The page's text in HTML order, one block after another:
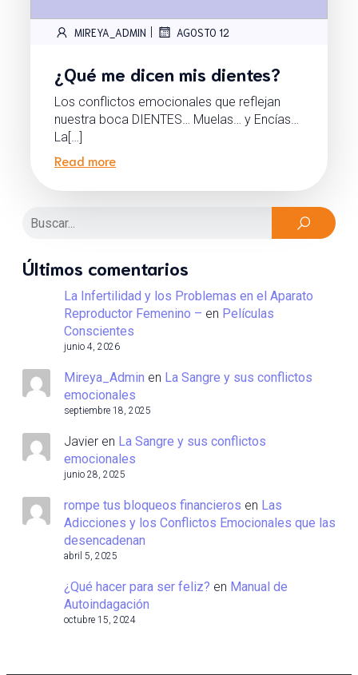
MIREYA_ADMIN | AGOSTO 12
¿Qué me dicen mis dientes?
Los conflictos emocionales que reflejan
nuestra boca DIENTES… Muelas… y Encías…
La[…]
Read more
Últimos comentarios
La Infertilidad y los Problemas en el Aparato
Reproductor Femenino – en Películas
Conscientes
junio 4, 2026
Mireya_Admin en La Sangre y sus conflictos
emocionales
septiembre 18, 2025
Javier en La Sangre y sus conflictos
emocionales
junio 28, 2025
rompe tus bloqueos financieros en Las
Adicciones y los Conflictos Emocionales que las
desencadenan
abril 5, 2025
¿Qué hacer para ser feliz? en Manual de
Autoindagación
octubre 15, 2024